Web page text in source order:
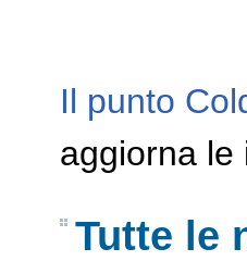
Il punto
aggiorna le
Tutte le